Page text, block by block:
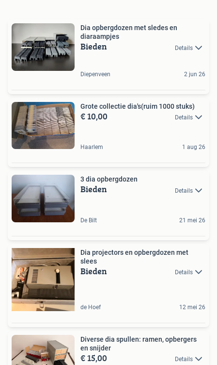
Dia opbergdozen met sledes en
diaraampjes
Bieden Details
Diepenveen 2 jun 26
Grote collectie dia's(ruim 1000 stuks)
€ 10,00 Details
Haarlem 1 aug 26
3 dia opbergdozen
Bieden Details
De Bilt 21 mei 26
Dia projectors en opbergdozen met
slees
Bieden Details
de Hoef 12 mei 26
Diverse dia spullen: ramen, opbergers
en snijder
€ 15,00 Details